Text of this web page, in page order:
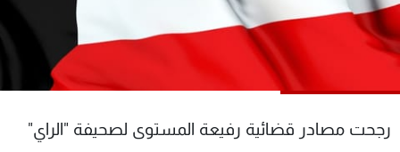
رجحت مصادر قضائية رفيعة المستوى لصحيفة "الراي"
البرامج
شاهد البرامج